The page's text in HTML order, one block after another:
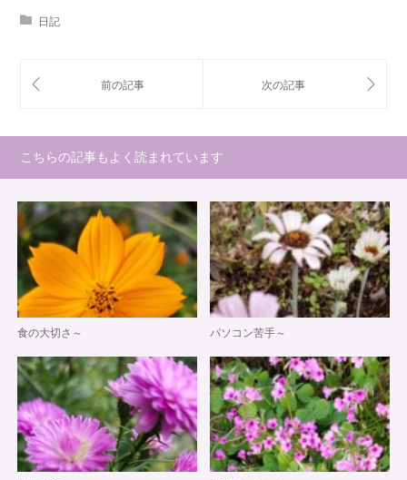
日記
こちらの記事もよく読まれています
食の大切さ～ パソコン苦手～